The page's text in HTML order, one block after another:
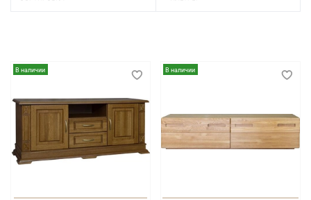
В наличии В наличии